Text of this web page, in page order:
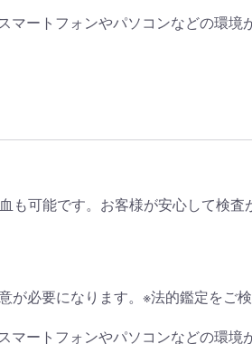
ートフォンやパソコンなどの環境
も可能です。お客様が安心して検査
が必要になります。※法的鑑定をご
ートフォンやパソコンなどの環境